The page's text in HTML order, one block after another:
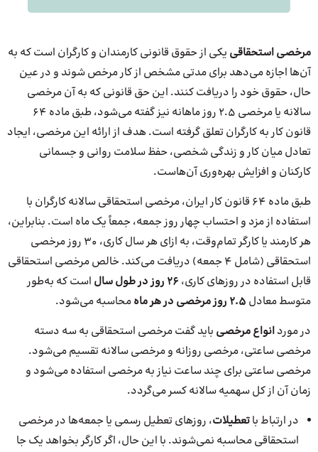
مرخصی استحقاقی یکی از حقوق قانونی کارمندان و کارگران است که به
آن‌ها اجازه می‌دهد برای مدتی مشخص از کار مرخص شوند و در عین
حال، حقوق خود را دریافت کنند. این حق قانونی که به آن مرخصی
سالانه یا مرخصی ۲.۵ روز ماهانه نیز گفته می‌شود، طبق ماده ۶۴
قانون کار به کارگران تعلق گرفته است. هدف از ارائه این مرخصی، ایجاد
تعادل میان کار و زندگی شخصی، حفظ سلامت روانی و جسمانی
کارکنان و افزایش بهره‌وری آن‌هاست.
طبق ماده ۶۴ قانون کار ایران، مرخصی استحقاقی سالانه کارگران با
استفاده از مزد و احتساب چهار روز جمعه، جمعاً یک ماه است. بنابراین،
هر کارمند یا کارگر تمام‌وقت، به ازای هر سال کاری، ۳۰ روز مرخصی
استحقاقی (شامل ۴ جمعه) دریافت می‌کند. خالص مرخصی استحقاقی
قابل استفاده در روزهای کاری، ۲۶ روز در طول سال
است که به‌طور
متوسط معادل ۲.۵ روز مرخصی در هر ماه
محاسبه می‌شود.
در موردانواع مرخصی باید گفت مرخصی استحقاقی به سه دسته
مرخصی ساعتی، مرخصی روزانه و مرخصی سالانه تقسیم می‌شود.
مرخصی ساعتی برای چند ساعت نیاز به مرخصی استفاده می‌شود و
زمان آن از کل سهمیه سالانه کسر می‌گردد.
در ارتباط باتعطیلات، روزهای تعطیل رسمی یا جمعه‌ها در مرخصی
استحقاقی محاسبه نمی‌شوند. با این حال، اگر کارگر بخواهد یک جا